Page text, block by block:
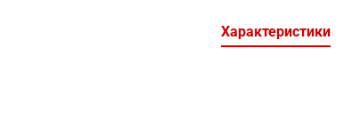
Характеристики